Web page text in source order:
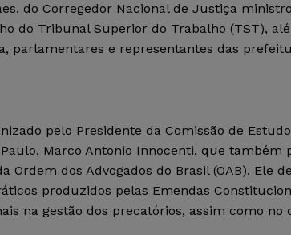
do Corregedor Nacional de Justiça
do Tribunal Superior do Trabalho (TST),
parlamentares e representantes das
pelo Presidente da Comissão de
Marco Antonio Innocenti, que também
Ordem dos Advogados do Brasil (OAB). Ele
produzidos pelas Emendas
na gestão dos precatórios, assim como